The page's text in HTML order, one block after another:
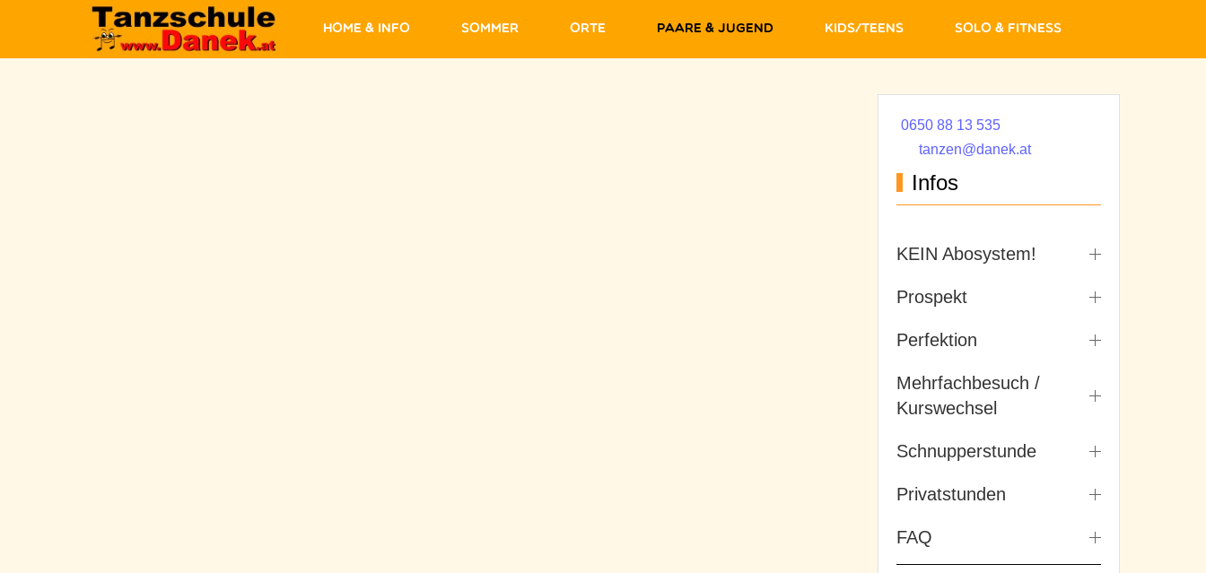
Home & Info Sommer Orte Paare & Jugend Kids/Teens Solo & Fitness
0650 88 13 535
tanzen@danek.at
Infos
KEIN Abosystem!
Prospekt
Perfektion
Mehrfachbesuch /
Kurswechsel
Schnupperstunde
Privatstunden
FAQ